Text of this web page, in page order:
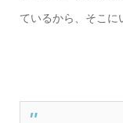
ているから、そこに